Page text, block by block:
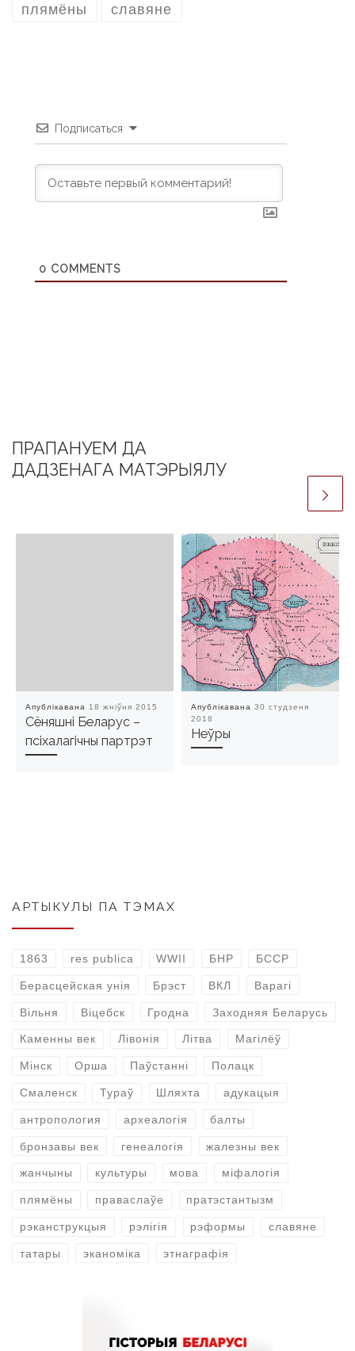
плямёны славяне
Подписаться
0 COMMENTS
ПРАПАНУЕМ ДА
ДАДЗЕНАГА МАТЭРЫЯЛУ
Апублікавана 18 жніўня 2015
Сёняшні Беларус –
псіхалагічны партрэт
Апублікавана 30 студзеня
2018
Неўры
АРТЫКУЛЫ ПА ТЭМАХ
1863 res publica WWII БНР БССР
Берасцейская унія Брэст ВКЛ Варагі
Вільня Віцебск Гродна Заходняя Беларусь
Каменны век Лівонія Літва Магілёў
Мінск Орша Паўстанні Полацк
Смаленск Тураў Шляхта адукацыя
антропология археалогія балты
бронзавы век генеалогія жалезны век
жанчыны культуры мова міфалогія
плямёны праваслаўе пратэстантызм
рэканструкцыя рэлігія рэформы славяне
татары эканоміка этнаграфія